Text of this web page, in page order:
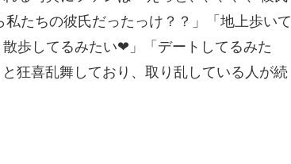
たちの彼氏だったっけ？？」「地上歩いて
歩してるみたい❤」「デートしてるみた
狂喜乱舞しており、取り乱している人が続